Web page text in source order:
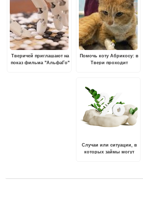
Тверичей приглашают на
показ фильма "АльфаГо"
Помочь коту Абрикосу: в
Твери проходит
Случаи или ситуации, в
которых займы могут